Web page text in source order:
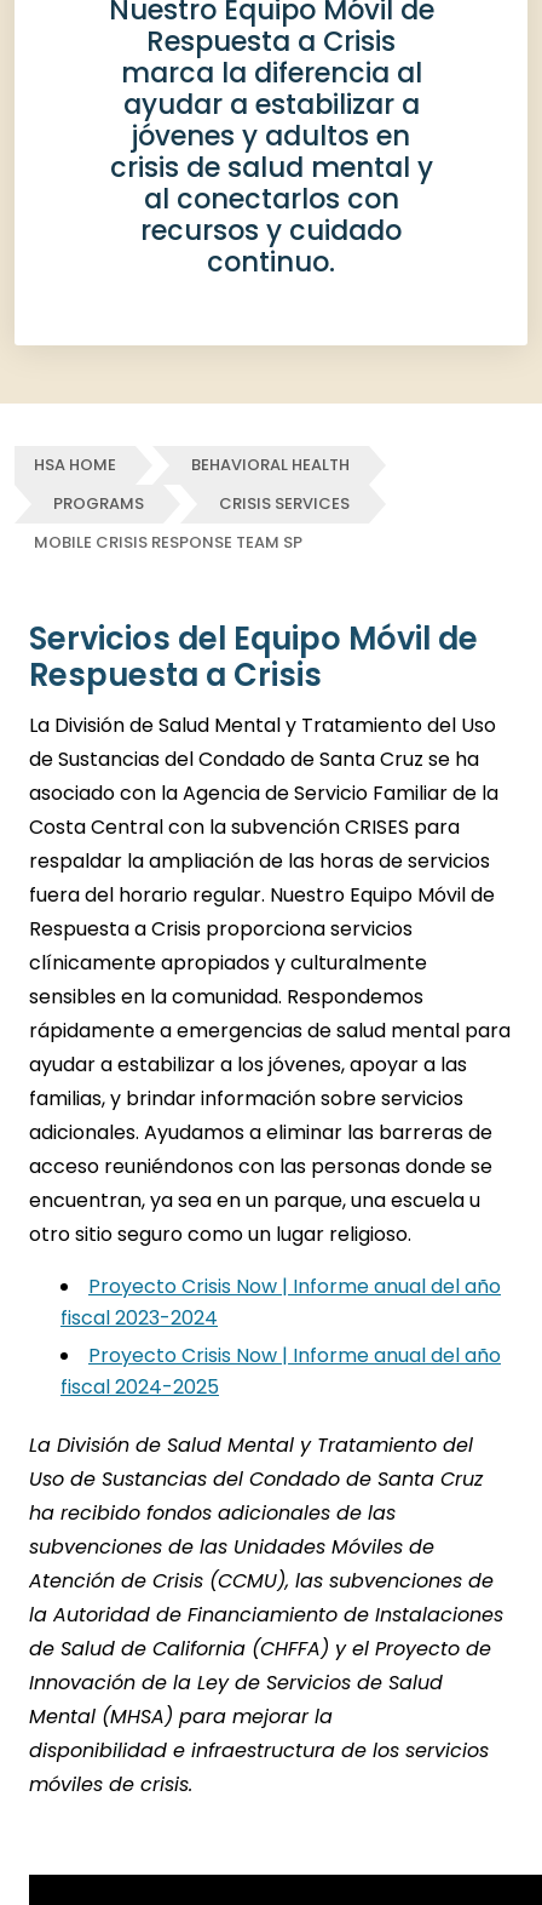
Nuestro Equipo Móvil de
Respuesta a Crisis
marca la diferencia al
ayudar a estabilizar a
jóvenes y adultos en
crisis de salud mental y
al conectarlos con
recursos y cuidado
continuo.
HSA HOME
BEHAVIORAL HEALTH
PROGRAMS
CRISIS SERVICES
MOBILE CRISIS RESPONSE TEAM SP
Servicios del Equipo Móvil de
Respuesta a Crisis
La División de Salud Mental y Tratamiento del Uso
de Sustancias del Condado de Santa Cruz se ha
asociado con la Agencia de Servicio Familiar de la
Costa Central con la subvención CRISES para
respaldar la ampliación de las horas de servicios
fuera del horario regular. Nuestro Equipo Móvil de
Respuesta a Crisis proporciona servicios
clínicamente apropiados y culturalmente
sensibles en la comunidad. Respondemos
rápidamente a emergencias de salud mental para
ayudar a estabilizar a los jóvenes, apoyar a las
familias, y brindar información sobre servicios
adicionales. Ayudamos a eliminar las barreras de
acceso reuniéndonos con las personas donde se
encuentran, ya sea en un parque, una escuela u
otro sitio seguro como un lugar religioso.
Proyecto Crisis Now | Informe anual del año
fiscal 2023-2024
Proyecto Crisis Now | Informe anual del año
fiscal 2024-2025
La División de Salud Mental y Tratamiento del
Uso de Sustancias del Condado de Santa Cruz
ha recibido fondos adicionales de las
subvenciones de las Unidades Móviles de
Atención de Crisis (CCMU), las subvenciones de
la Autoridad de Financiamiento de Instalaciones
de Salud de California (CHFFA) y el Proyecto de
Innovación de la Ley de Servicios de Salud
Mental (MHSA) para mejorar la
disponibilidad e infraestructura de los servicios
móviles de crisis.